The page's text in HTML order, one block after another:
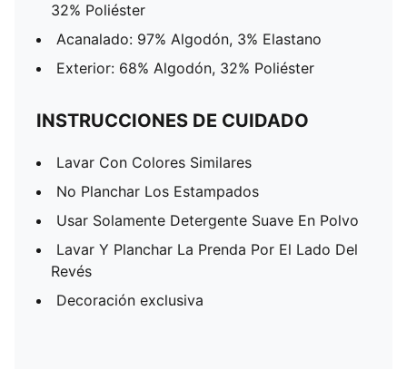
32% Poliéster
Acanalado: 97% Algodón, 3% Elastano
Exterior: 68% Algodón, 32% Poliéster
INSTRUCCIONES DE CUIDADO
Lavar Con Colores Similares
No Planchar Los Estampados
Usar Solamente Detergente Suave En Polvo
Lavar Y Planchar La Prenda Por El Lado Del
Revés
Decoración exclusiva